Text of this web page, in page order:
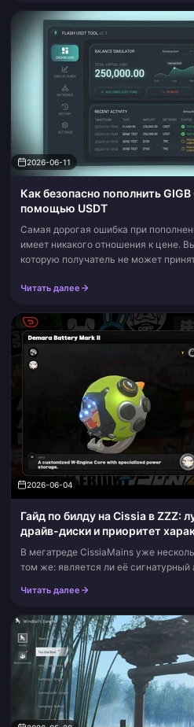
2026-06-11
Как безопасно пополнить
помощью USDT
Самая дорогая ошибка при
имеет никакого отношения к цене.
которую получатель не может
Читать далее
2026-06-04
Гайд по билду на Cissia в ZZZ:
драйв-диски и приоритет
В мегатреде CissiaMains уже
том же: является ли её
Используйте 4...
Читать далее